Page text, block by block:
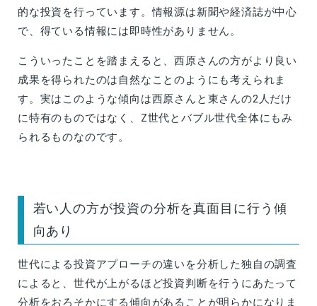
的な投資を行っています。情報源は新聞や経済誌が中心
で、得ている情報には即時性がありません。
こういったことを踏まえると、西原さんの方がより良い
成果を得られたのは自然なことのようにも考えられま
す。実はこのような傾向は西原さんと東さんの2人だけ
に特有のものではなく、Z世代とバブル世代全体にもみ
られるものなのです。
若い人の方が投資の分析を真面目に行う傾
向あり
世代による投資アプローチの違いを分析した独自の調査
によると、世代が上がるほど投資判断を行うにあたって
分析をおろそかにする傾向があることが明らかになりま